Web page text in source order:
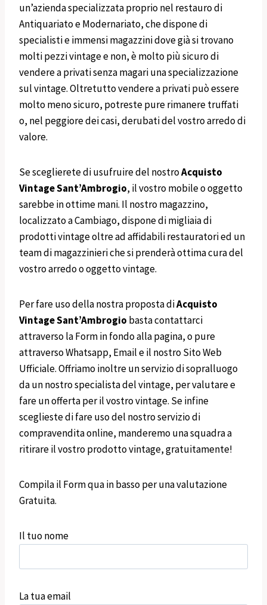
un’azienda specializzata proprio nel restauro di
Antiquariato e Modernariato, che dispone di
specialisti e immensi magazzini dove già si trovano
molti pezzi vintage e non, è molto più sicuro di
vendere a privati senza magari una specializzazione
sul vintage. Oltretutto vendere a privati può essere
molto meno sicuro, potreste pure rimanere truffati
o, nel peggiore dei casi, derubati del vostro arredo di
valore.
Se sceglierete di usufruire del nostroAcquisto
VintageSant’Ambrogio, il vostro mobile o oggetto
sarebbe in ottime mani. Il nostro magazzino,
localizzato a Cambiago, dispone di migliaia di
prodotti vintage oltre ad affidabili restauratori ed un
team di magazzinieri che si prenderà ottima cura del
vostro arredo o oggetto vintage.
Per fare uso della nostra proposta diAcquisto
VintageSant’Ambrogio basta contattarci
attraverso la Form in fondo alla pagina, o pure
attraverso Whatsapp, Email e il nostro Sito Web
Ufficiale. Offriamo inoltre un servizio di sopralluogo
da un nostro specialista del vintage, per valutare e
fare un offerta per il vostro vintage. Se infine
sceglieste di fare uso del nostro servizio di
compravendita online, manderemo una squadra a
ritirare il vostro prodotto vintage, gratuitamente!
Compila il Form qua in basso per una valutazione
Gratuita.
Il tuo nome
La tua email